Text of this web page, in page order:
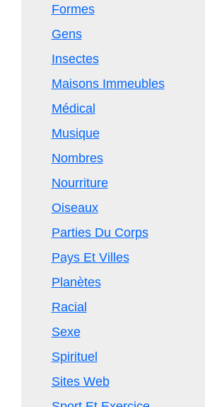
Formes
Gens
Insectes
Maisons Immeubles
Médical
Musique
Nombres
Nourriture
Oiseaux
Parties Du Corps
Pays Et Villes
Planètes
Racial
Sexe
Spirituel
Sites Web